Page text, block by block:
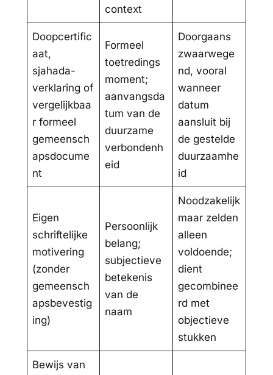
context
Doopcertific
aat,
sjahada-
verklaring of
vergelijkbaa
r formeel
gemeensch
apsdocume
nt
Formeel
toetredings
moment;
aanvangsda
tum van de
duurzame
verbondenh
eid
Doorgaans
zwaarwege
nd, vooral
wanneer
datum
aansluit bij
de gestelde
duurzaamhe
id
Eigen
schriftelijke
motivering
(zonder
gemeensch
apsbevestig
ing)
Persoonlijk
belang;
subjectieve
betekenis
van de
naam
Noodzakelijk
maar zelden
alleen
voldoende;
dient
gecombinee
rd met
objectieve
stukken
Bewijs van